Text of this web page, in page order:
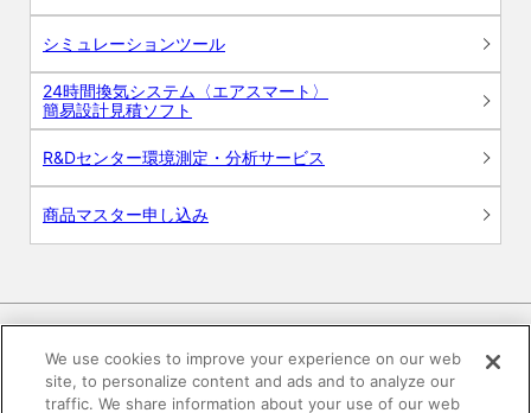
シミュレーションツール
24時間換気システム〈エアスマート〉
簡易設計見積ソフト
R&Dセンター環境測定・分析サービス
商品マスター申し込み
電子公告 このWEBサイトについて
We use cookies to improve your experience on our web
site, to personalize content and ads and to analyze our
traffic. We share information about your use of our web